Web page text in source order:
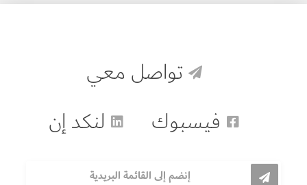
تواصل معي
فيسبوك
لنكد إن
إنضم إلى القائمة البريدية